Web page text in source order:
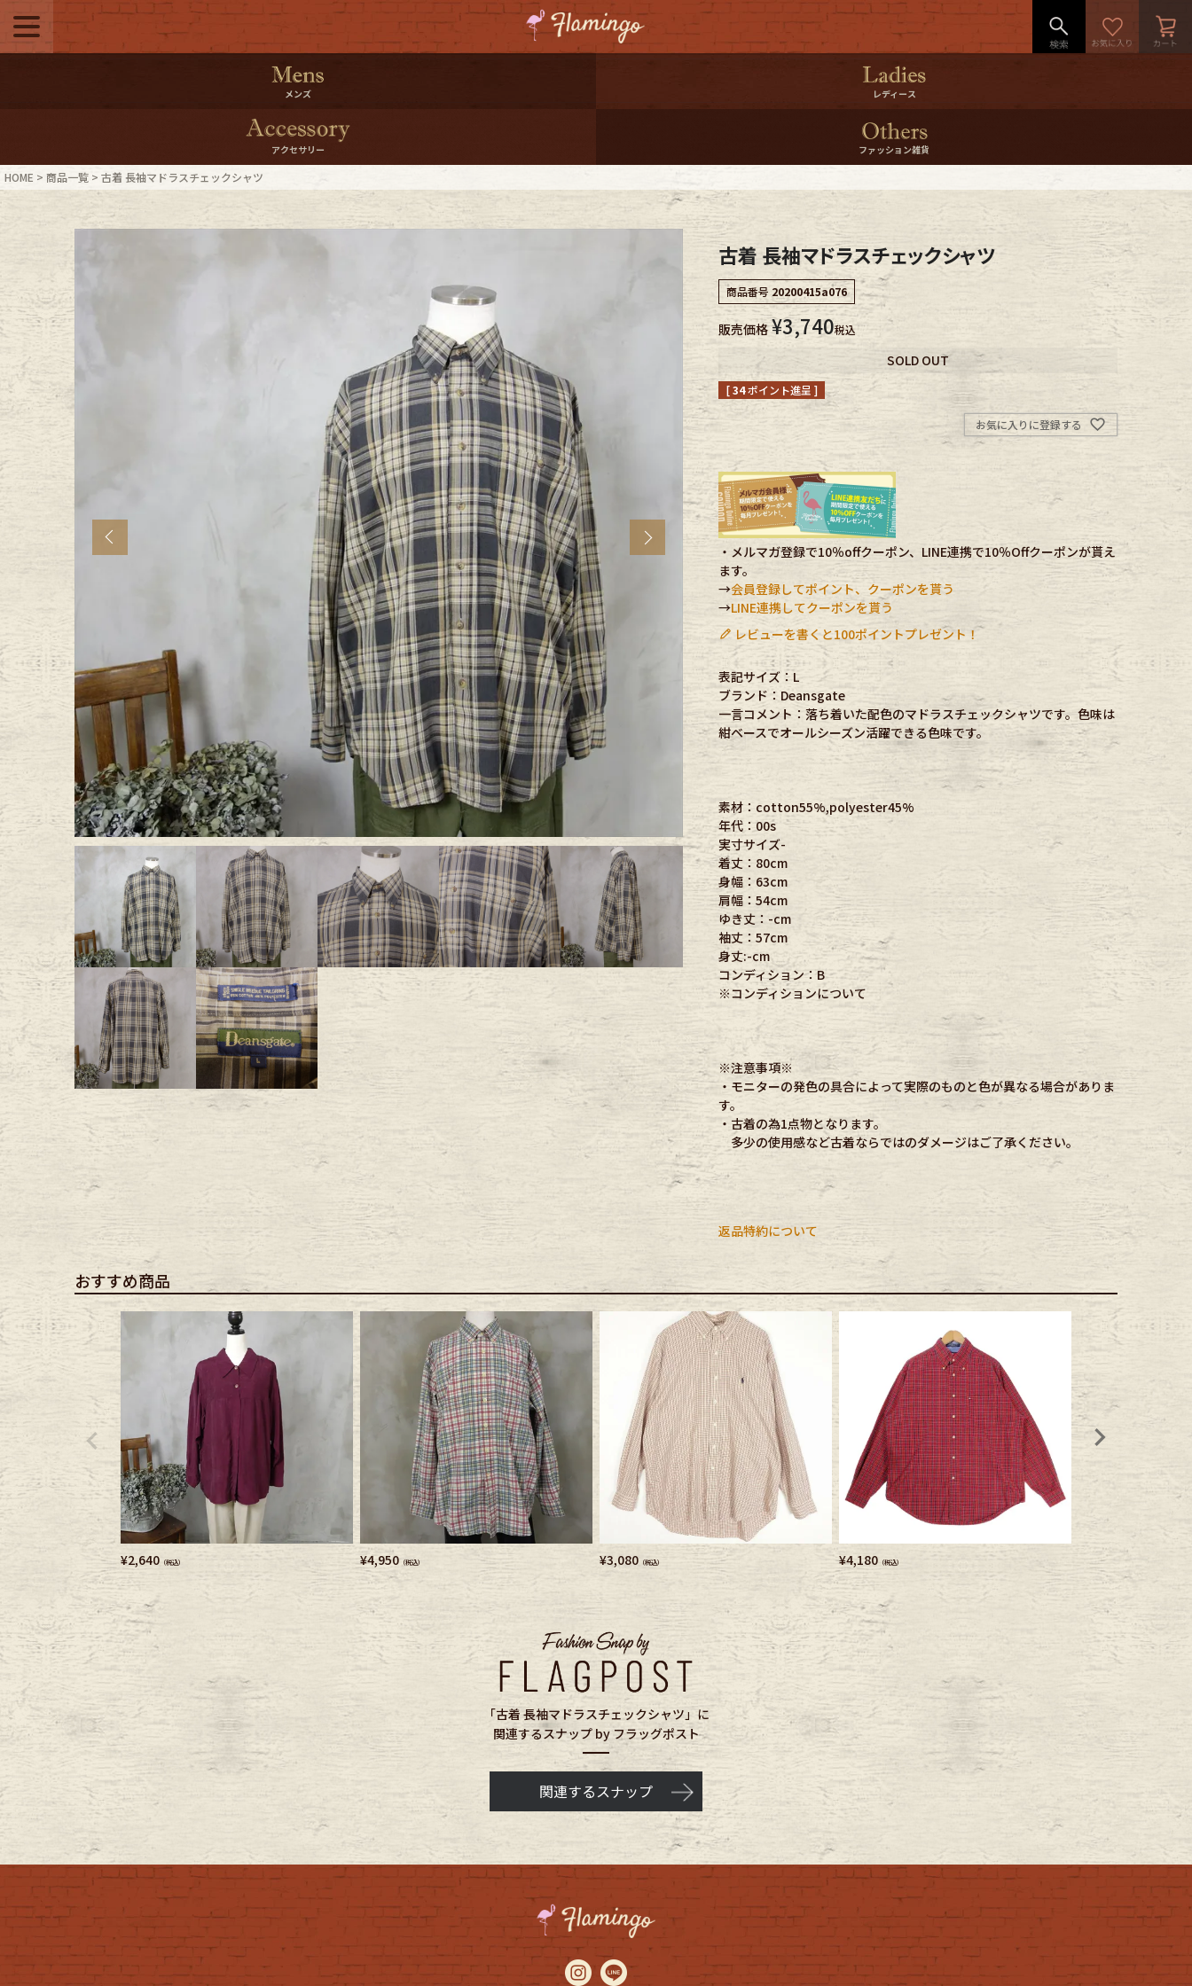
500pt＆10％Offクーポンプレゼント
10％0ffクーポンプレゼント
ログイン・会員登録 LINE ID連携
お気に入り マイページ
ご利用ガイド
店舗紹介
スタッフコーディネート
年代から探す 古着卸DOCK
メンズ商品カテゴリーから探す
Outer
Fafatt
レディース商品カテゴリーから探す
Tops Bottoms
Outer One Piece
Kidswear
小物・アクセサリーから探す
Eye Wear
Bag Stall・Scarf
Accessory
antique goods
Keyring
FAFATT
メンズ レディース
アクセサリー ファッション雑貨
HOME 商品一覧 古着 長袖マドラスチェックシャツ
Next
古着 長袖マドラスチェックシャツ
商品番号 20200415a076
販売価格 ¥3,740税込
SOLD OUT
[34ポイント進呈 ]
お気に入りに登録する
・メルマガ登録で10％offクーポン、LINE連携で10％Offクーポンが貰え
ます。
→会員登録してポイント、クーポンを貰う
→LINE連携してクーポンを貰う
レビューを書くと100ポイントプレゼント！
表記サイズ：L
ブランド：Deansgate
一言コメント：落ち着いた配色のマドラスチェックシャツです。色味は
紺ベースでオールシーズン活躍できる色味です。
素材：cotton55%,polyester45%
年代：00s
実寸サイズ-
着丈：80cm
身幅：63cm
肩幅：54cm
ゆき丈：-cm
袖丈：57cm
身丈:-cm
コンディション：B
※コンディションについて
※注意事項※
・モニターの発色の具合によって実際のものと色が異なる場合がありま
す。
・古着の為1点物となります。
多少の使用感など古着ならではのダメージはご了承ください。
返品特約について
おすすめ商品
¥2,640 （税込） ¥4,950 （税込） ¥3,080 （税込） ¥4,180 （税込） ¥ 4,950 （税込）
「古着 長袖マドラスチェックシャツ」に
関連するスナップ by フラッグポスト
関連するスナップ